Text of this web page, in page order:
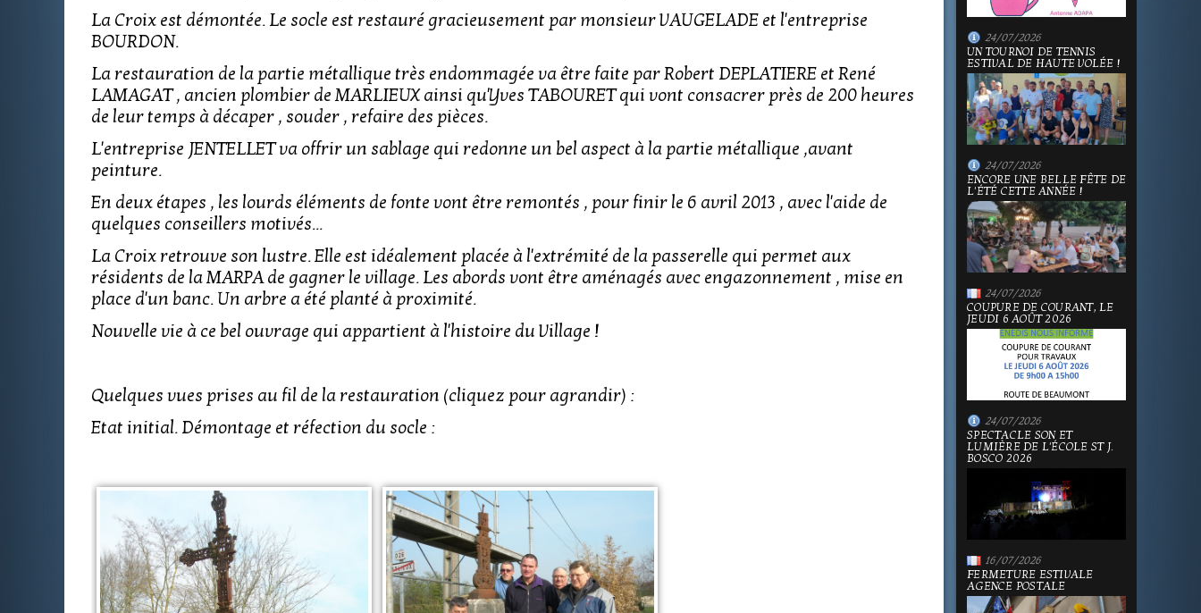
La Croix est démontée. Le socle est restauré gracieusement par monsieur VAUGELADE et l'entreprise
BOURDON.
La restauration de la partie métallique très endommagée va être faite par Robert DEPLATIERE et René
LAMAGAT , ancien plombier de MARLIEUX ainsi qu'Yves TABOURET qui vont consacrer près de 200 heures
de leur temps à décaper , souder , refaire des pièces.
L'entreprise JENTELLET va offrir un sablage qui redonne un bel aspect à la partie métallique ,avant
peinture.
En deux étapes , les lourds éléments de fonte vont être remontés , pour finir le 6 avril 2013 , avec l'aide de
quelques conseillers motivés...
La Croix retrouve son lustre. Elle est idéalement placée à l'extrémité de la passerelle qui permet aux
résidents de la MARPA de gagner le village. Les abords vont être aménagés avec engazonnement , mise en
place d'un banc. Un arbre a été planté à proximité.
Nouvelle vie à ce bel ouvrage qui appartient à l'histoire du Village !
Quelques vues prises au fil de la restauration (cliquez pour agrandir) :
Etat initial. Démontage et réfection du socle :
24/07/2026
UN TOURNOI DE TENNIS
ESTIVAL DE HAUTE VOLÉE !
24/07/2026
ENCORE UNE BELLE FÊTE DE
L'ÉTÉ CETTE ANNÉE !
24/07/2026
COUPURE DE COURANT, LE
JEUDI 6 AOÛT 2026
24/07/2026
SPECTACLE SON ET
LUMIÈRE DE L'ÉCOLE ST J.
BOSCO 2026
16/07/2026
FERMETURE ESTIVALE
AGENCE POSTALE